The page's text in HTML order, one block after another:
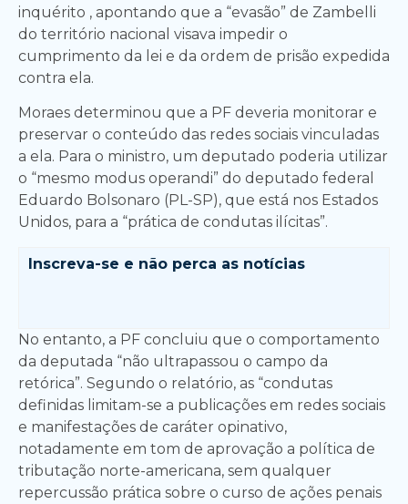
inquérito , apontando que a “evasão” de Zambelli
do território nacional visava impedir o
cumprimento da lei e da ordem de prisão expedida
contra ela.
Moraes determinou que a PF deveria monitorar e
preservar o conteúdo das redes sociais vinculadas
a ela. Para o ministro, um deputado poderia utilizar
o “mesmo modus operandi” do deputado federal
Eduardo Bolsonaro (PL-SP), que está nos Estados
Unidos, para a “prática de condutas ilícitas”.
Inscreva-se e não perca as notícias
No entanto, a PF concluiu que o comportamento
da deputada “não ultrapassou o campo da
retórica”. Segundo o relatório, as “condutas
definidas limitam-se a publicações em redes sociais
e manifestações de caráter opinativo,
notadamente em tom de aprovação a política de
tributação norte-americana, sem qualquer
repercussão prática sobre o curso de ações penais